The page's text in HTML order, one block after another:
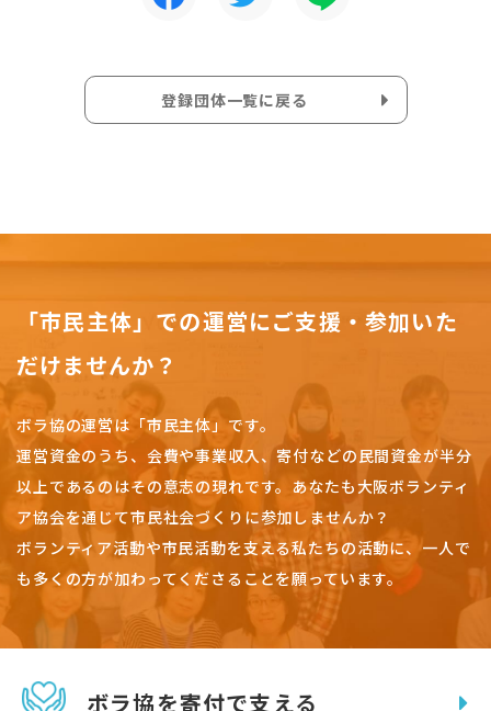
登録団体一覧に戻る
「市民主体」での運営にご支援・参加いた
だけませんか？
ボラ協の運営は「市民主体」です。
運営資金のうち、会費や事業収入、寄付などの民間資金が半分
以上であるのはその意志の現れです。 あなたも大阪ボランティ
ア協会を通じて市民社会づくりに参加しませんか？
ボランティア活動や市民活動を支える私たちの活動に、一人で
も多くの方が加わってくださることを願っています。
ボラ協を寄付で支える